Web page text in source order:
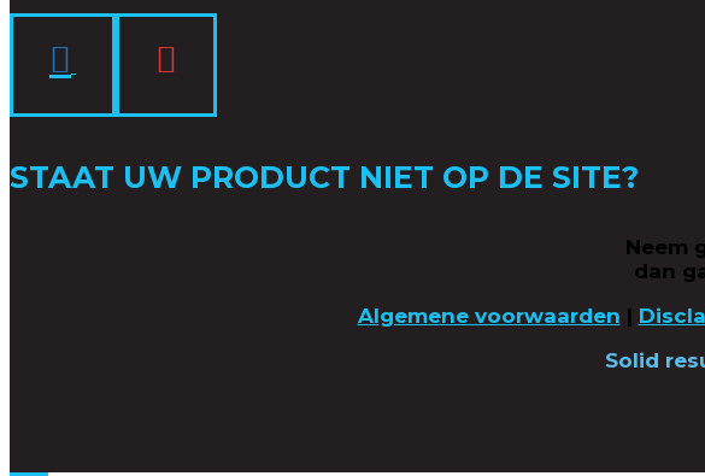
STAAT UW PRODUCT NIET OP DE SITE?
Neem
dan
Algemene voorwaarden |
Solid